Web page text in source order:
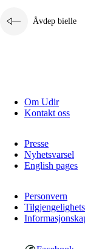
Åvdep bielle
Om Udir
Kontakt oss
Presse
Nyhetsvarsel
English pages
Personvern